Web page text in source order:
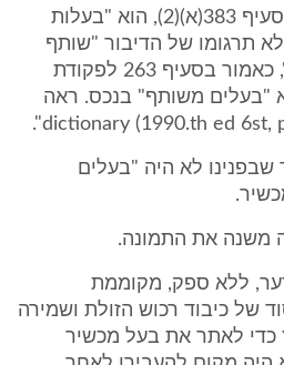
"היסוד הרביעי, הכלול בסעיף 383(א)(2), הוא "בעלות
תרגומו של הדיבור "שותף
בחפץ" או "part owner", כאמור בסעיף 263 לפקודת
"בעלים משותף" בנכס. ראה
dictionary (1990.th ed 6st,
שבפנינו לא היה "בעלים
משנה את התמונה.
ללא ספק, מקוממת
של כיבוד רכוש הזולת ושמירה
כדי לאתר את בעל מכשיר